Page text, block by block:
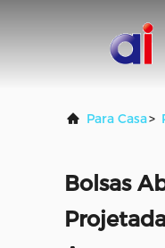
Para Casa>
Bolsas